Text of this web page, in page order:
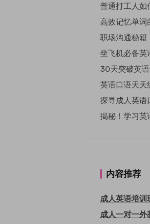
揭秘！学习英
内容推荐
成人英语培训
成人一对一外